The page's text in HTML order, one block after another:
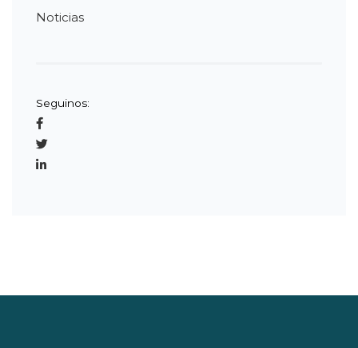
Noticias
Seguinos: